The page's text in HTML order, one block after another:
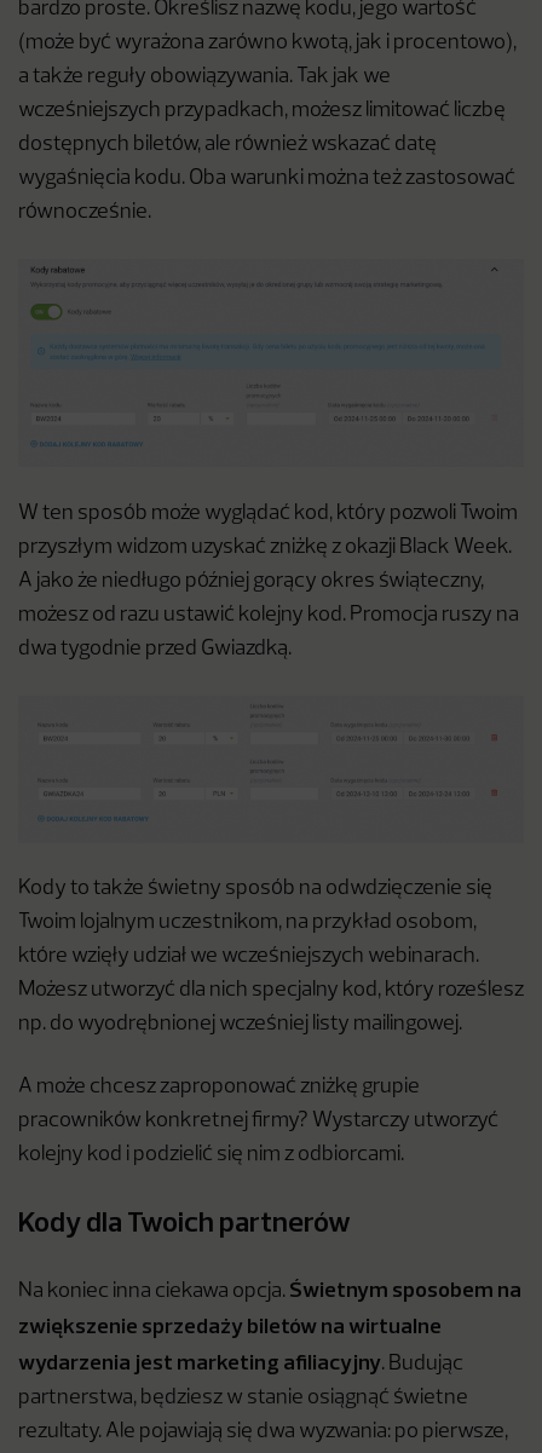
bardzo proste. Określisz nazwę kodu, jego wartość
(może być wyrażona zarówno kwotą, jak i procentowo),
a także reguły obowiązywania. Tak jak we
wcześniejszych przypadkach, możesz limitować liczbę
dostępnych biletów, ale również wskazać datę
wygaśnięcia kodu. Oba warunki można też zastosować
równocześnie.
W ten sposób może wyglądać kod, który pozwoli Twoim
przyszłym widzom uzyskać zniżkę z okazji Black Week.
A jako że niedługo później gorący okres świąteczny,
możesz od razu ustawić kolejny kod. Promocja ruszy na
dwa tygodnie przed Gwiazdką.
Kody to także świetny sposób na odwdzięczenie się
Twoim lojalnym uczestnikom, na przykład osobom,
które wzięły udział we wcześniejszych webinarach.
Możesz utworzyć dla nich specjalny kod, który roześlesz
np. do wyodrębnionej wcześniej listy mailingowej.
A może chcesz zaproponować zniżkę grupie
pracowników konkretnej firmy? Wystarczy utworzyć
kolejny kod i podzielić się nim z odbiorcami.
Kody dla Twoich partnerów
Na koniec inna ciekawa opcja. Świetnym sposobem na
zwiększenie sprzedaży biletów na wirtualne
wydarzenia jest marketing afiliacyjny. Budując
partnerstwa, będziesz w stanie osiągnąć świetne
rezultaty. Ale pojawiają się dwa wyzwania: po pierwsze,